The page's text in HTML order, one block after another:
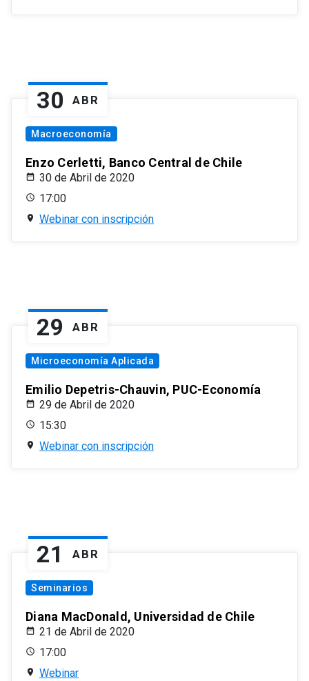
30 ABR
Macroeconomía
Enzo Cerletti, Banco Central de Chile
30 de Abril de 2020
17:00
Webinar con inscripción
29 ABR
Microeconomía Aplicada
Emilio Depetris-Chauvin, PUC-Economía
29 de Abril de 2020
15:30
Webinar con inscripción
21 ABR
Seminarios
Diana MacDonald, Universidad de Chile
21 de Abril de 2020
17:00
Webinar